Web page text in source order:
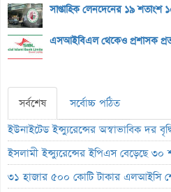
সাপ্তাহিক লেনদেনের ১৯ শতাংশ
এসআইবিএল থেকেও প্রশাসক
সর্বশেষ
সর্বোচ্চ পঠিত
ইউনাইটেড ইন্স্যুরেন্সের অস্বাভাবিক দর
ইসলামী ইন্স্যুরেন্সের ইপিএস বেড়েছে ৩০
৩১ হাজার ৫০০ কোটি টাকার এলআইসি